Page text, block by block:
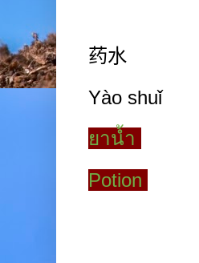
药水
Yào shuǐ
ยาน้ำ
Potion